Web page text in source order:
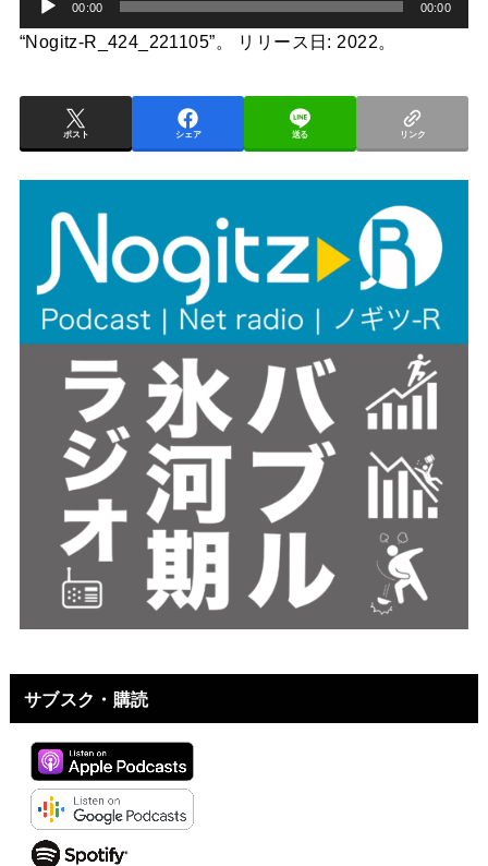
声
レ
00:00 00:00
“Nogitz-R_424_221105”。 リリース日: 2022。
ポスト シェア 送る リンク
サブスク・購読